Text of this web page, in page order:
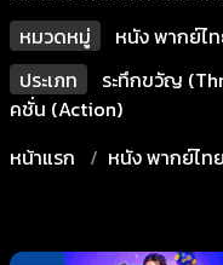
หมวดหมู่
หนัง พากย์ไ
ประเภท
ระทึกขวัญ
คชั่น (Action)
หน้าแรก
หนัง พากย์ไท